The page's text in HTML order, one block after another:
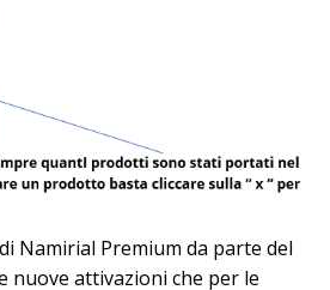
Namirial Premium da parte del
nuove attivazioni che per le